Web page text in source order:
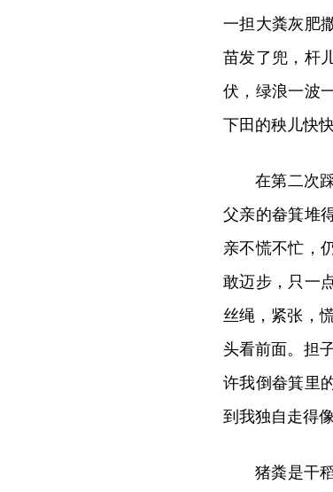
一担大粪灰肥
苗发了兜，杆
伏，绿浪一波
下田的秧儿快
在第二次
父亲的畚箕堆
亲不慌不忙，
敢迈步，只一
丝绳，紧张，
头看前面。担
许我倒畚箕里
到我独自走得
猪粪是干